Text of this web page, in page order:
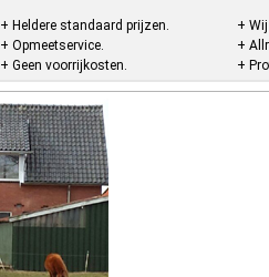
+ Heldere standaard prijzen.
+ Opmeetservice.
+ Geen voorrijkosten.
+
+
+